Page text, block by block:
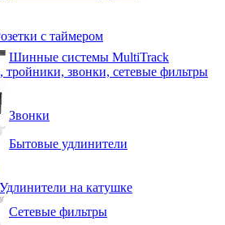
с таймером
Шинные системы MultiTrack
тройники, звонки, сетевые фильтры
Звонки
Бытовые удлинители
Удлинители на катушке
Сетевые фильтры